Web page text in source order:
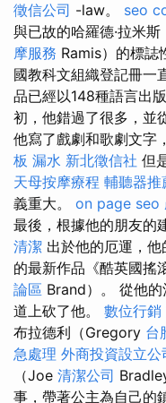
徵信公司 -law。 seo
與已故的哈羅德·拉米
摩服務 Ramis）的標誌
國教科文組織登記冊一
品已經以148種語言出版
初，他錯過了很多，並
他寫了戲劇和歌劇文字
板 漏水 新北徵信社 但
天母按摩療程 輔聽器推
義重大。 on page seo
最後，根據他的朋友的
清潔 出於他的厄運，
的最新作品《酷英國搖
論區 Brand）。 從他
道上砍了他。 數位行銷
布拉德利（Gregory 台
急處理 外商投資設立公
（Joe 清潔公司
事，帶著公主為自己的